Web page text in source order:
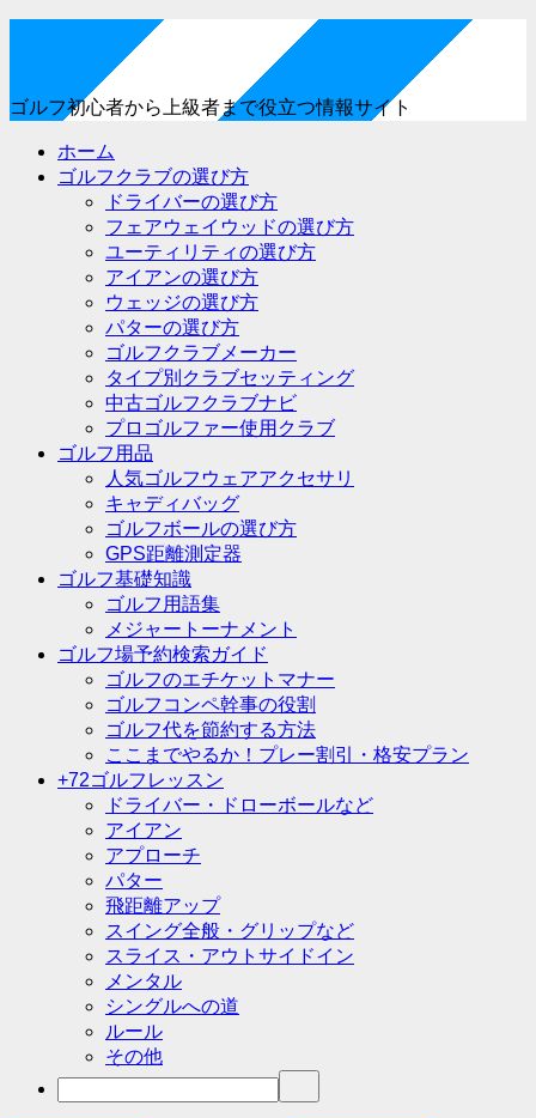
ゴルフ初心者から上級者まで役立つ情報サイト
ホーム
ゴルフクラブの選び方
ドライバーの選び方
フェアウェイウッドの選び方
ユーティリティの選び方
アイアンの選び方
ウェッジの選び方
パターの選び方
ゴルフクラブメーカー
タイプ別クラブセッティング
中古ゴルフクラブナビ
プロゴルファー使用クラブ
ゴルフ用品
人気ゴルフウェアアクセサリ
キャディバッグ
ゴルフボールの選び方
GPS距離測定器
ゴルフ基礎知識
ゴルフ用語集
メジャートーナメント
ゴルフ場予約検索ガイド
ゴルフのエチケットマナー
ゴルフコンペ幹事の役割
ゴルフ代を節約する方法
ここまでやるか！プレー割引・格安プラン
+72ゴルフレッスン
ドライバー・ドローボールなど
アイアン
アプローチ
パター
飛距離アップ
スイング全般・グリップなど
スライス・アウトサイドイン
メンタル
シングルへの道
ルール
その他